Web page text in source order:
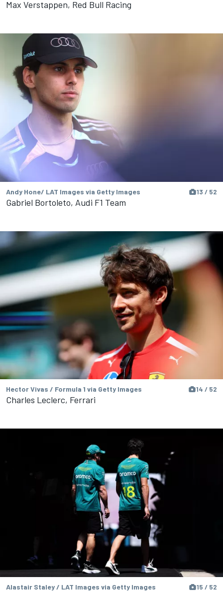
Max Verstappen, Red Bull Racing
Andy Hone/ LAT Images via Getty Images 13 / 52
Gabriel Bortoleto, Audi F1 Team
Hector Vivas / Formula 1 via Getty Images 14 / 52
Charles Leclerc, Ferrari
Alastair Staley / LAT Images via Getty Images 15 / 52